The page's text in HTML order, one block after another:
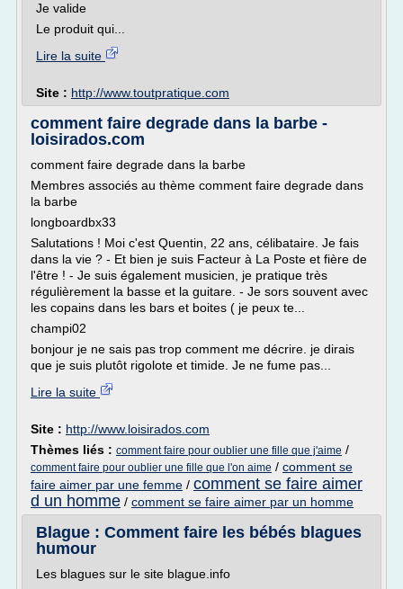
Je valide
Le produit qui...
Lire la suite
Site : http://www.toutpratique.com
comment faire degrade dans la barbe -
loisirados.com
comment faire degrade dans la barbe
Membres associés au thème comment faire degrade dans
la barbe
longboardbx33
Salutations ! Moi c'est Quentin, 22 ans, célibataire. Je fais
dans la vie ? - Et bien je suis Facteur à La Poste et fière de
l'être ! - Je suis également musicien, je pratique très
régulièrement la basse et la guitare. - Je sors souvent avec
les copains dans les bars et boites ( je peux te...
champi02
bonjour je ne sais pas trop comment me décrire. je dirais
que je suis plutôt rigolote et timide. Je ne fume pas...
Lire la suite
Site : http://www.loisirados.com
Thèmes liés : comment faire pour oublier une fille que j'aime /
comment faire pour oublier une fille que l'on aime / comment se
faire aimer par une femme / comment se faire aimer
d un homme / comment se faire aimer par un homme
Blague : Comment faire les bébés blagues
humour
Les blagues sur le site blague.info